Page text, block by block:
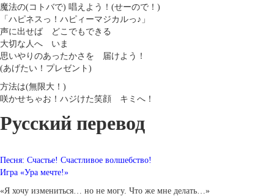
魔法の(コトバで) 唱えよう！(せーので！)
「ハピネスっ！ハピィーマジカルっ♪」
声に出せば どこでもできる
大切な人へ いま
思いやりのあったかさを 届けよう！
(あげたい！プレゼント)
方法は(無限大！)
咲かせちゃお！ハジけた笑顔 キミへ！
Русский перевод
Песня: Счастье! Счастливое волшебство!
Игра «Ура мечте!»
«Я хочу измениться… но не могу. Что же мне делать…»